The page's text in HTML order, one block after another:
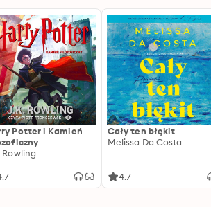
Potter i Kamień
Rowling
Cały ten błękit
Melissa Da Costa
4.7